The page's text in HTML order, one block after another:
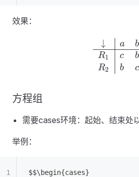
效果：
↓
R1
R2
a
c
b
b
b
c
方程组
需要cases环境：起始、结束处
举例：
$$\begin{cases}